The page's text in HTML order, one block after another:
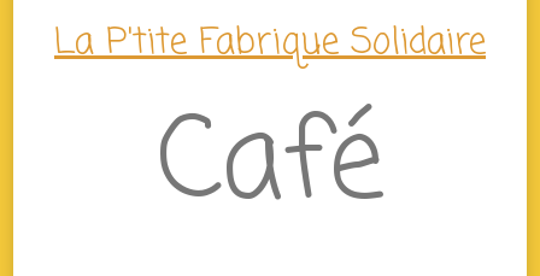
La P'tite Fabrique Solidaire
Café